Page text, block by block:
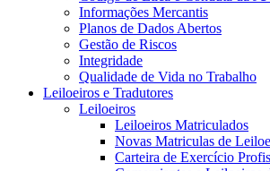
Informações Mercantis
Planos de Dados Abertos
Gestão de Riscos
Integridade
Qualidade de Vida no Trabalho
Leiloeiros e Tradutores
Leiloeiros
Leiloeiros Matriculados
Novas Matriculas de
Carteira de Exercício